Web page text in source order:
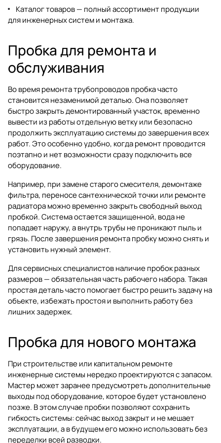
Каталог товаров— полный ассортимент продукции
для инженерных систем и монтажа.
Пробка для ремонта и
обслуживания
Во время ремонта трубопроводов пробка часто
становится незаменимой деталью. Она позволяет
быстро закрыть демонтированный участок, временно
вывести из работы отдельную ветку или безопасно
продолжить эксплуатацию системы до завершения всех
работ. Это особенно удобно, когда ремонт проводится
поэтапно и нет возможности сразу подключить все
оборудование.
Например, при замене старого смесителя, демонтаже
фильтра, переносе сантехнической точки или ремонте
радиатора можно временно закрыть свободный выход
пробкой. Система остается защищенной, вода не
попадает наружу, а внутрь трубы не проникают пыль и
грязь. После завершения ремонта пробку можно снять и
установить нужный элемент.
Для сервисных специалистов наличие пробок разных
размеров — обязательная часть рабочего набора. Такая
простая деталь часто помогает быстро решить задачу на
объекте, избежать простоя и выполнить работу без
лишних задержек.
Пробка для нового монтажа
При строительстве или капитальном ремонте
инженерные системы нередко проектируются с запасом.
Мастер может заранее предусмотреть дополнительные
выходы под оборудование, которое будет установлено
позже. В этом случае пробки позволяют сохранить
гибкость системы: сейчас выход закрыт и не мешает
эксплуатации, а в будущем его можно использовать без
переделки всей разводки.